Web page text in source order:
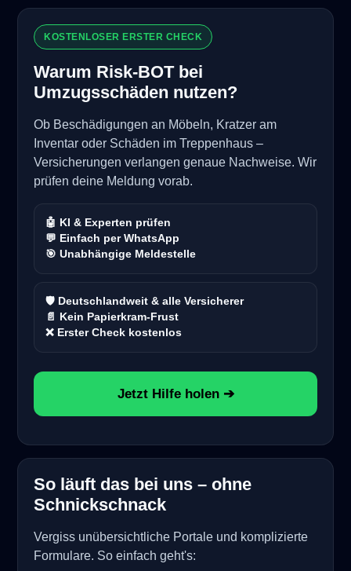
KOSTENLOSER ERSTER CHECK
Warum Risk-BOT bei
Umzugsschäden nutzen?
Ob Beschädigungen an Möbeln, Kratzer am
Inventar oder Schäden im Treppenhaus –
Versicherungen verlangen genaue Nachweise. Wir
prüfen deine Meldung vorab.
🤖 KI & Experten prüfen
💬 Einfach per WhatsApp
🎯 Unabhängige Meldestelle
🛡️ Deutschlandweit & alle Versicherer
📄 Kein Papierkram-Frust
❌ Erster Check kostenlos
Jetzt Hilfe holen ➔
So läuft das bei uns – ohne
Schnickschnack
Vergiss unübersichtliche Portale und komplizierte
Formulare. So einfach geht's: